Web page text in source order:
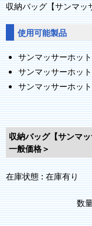
収納バッグ【サンマ
使用可能製品
サンマッサーホッ
サンマッサーホッ
サンマッサーホッ
収納バッグ【サンマ
一般価格＞
在庫状態 : 在庫有り
数